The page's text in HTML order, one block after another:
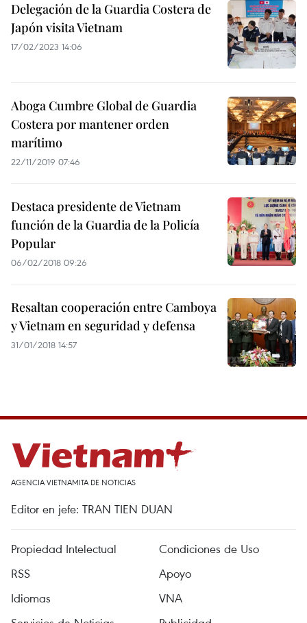
Delegación de la Guardia Costera de
Japón visita Vietnam
17/02/2023 14:06
Aboga Cumbre Global de Guardia
Costera por mantener orden
marítimo
22/11/2019 07:46
Destaca presidente de Vietnam
función de la Guardia de la Policía
Popular
06/02/2018 09:26
Resaltan cooperación entre Camboya
y Vietnam en seguridad y defensa
31/01/2018 14:57
AGENCIA VIETNAMITA DE NOTICIAS
Editor en jefe: TRAN TIEN DUAN
Propiedad Intelectual
Condiciones de Uso
RSS
Apoyo
Idiomas
VNA